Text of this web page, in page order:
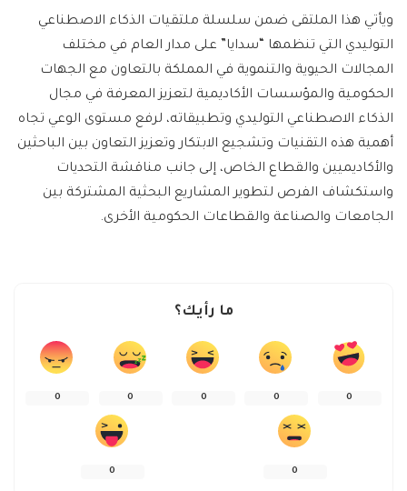
ويأتي هذا الملتقى ضمن سلسلة ملتقيات الذكاء الاصطناعي
التوليدي التي تنظمها “سدايا” على مدار العام في مختلف
المجالات الحيوية والتنموية في المملكة بالتعاون مع الجهات
الحكومية والمؤسسات الأكاديمية لتعزيز المعرفة في مجال
الذكاء الاصطناعي التوليدي وتطبيقاته، لرفع مستوى الوعي تجاه
أهمية هذه التقنيات وتشجيع الابتكار وتعزيز التعاون بين الباحثين
والأكاديميين والقطاع الخاص، إلى جانب مناقشة التحديات
واستكشاف الفرص لتطوير المشاريع البحثية المشتركة بين
الجامعات والصناعة والقطاعات الحكومية الأخرى.
ما رأيك؟
0
0
0
0
0
0
0